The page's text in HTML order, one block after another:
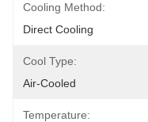
Cooling Method:
Direct Cooling
Cool Type:
Air-Cooled
Temperature: